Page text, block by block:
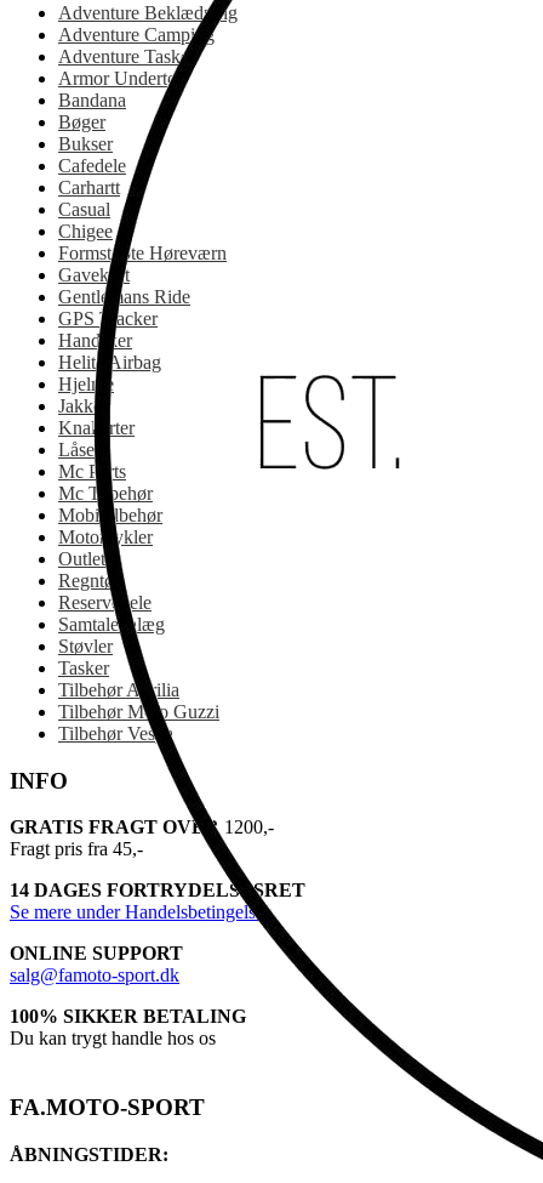
Adventure Beklædning
Adventure Camping
Adventure Tasker
Armor Undertøj
Bandana
Bøger
Bukser
Cafedele
Carhartt
Casual
Chigee
Formstøbte Høreværn
Gavekort
Gentlemans Ride
GPS Tracker
Handsker
Helite Airbag
Hjelme
Jakker
Knallerter
Låse
Mc Parts
Mc Tilbehør
Mobiltilbehør
Motorcykler
Outlet
Regntøj
Reservedele
Samtaleanlæg
Støvler
Tasker
Tilbehør Aprilia
Tilbehør Moto Guzzi
Tilbehør Vespa
INFO
GRATIS FRAGT OVER 1200,-
Fragt pris fra 45,-
14 DAGES FORTRYDELSESRET
Se mere under Handelsbetingelser
ONLINE SUPPORT
salg@famoto-sport.dk
100% SIKKER BETALING
Du kan trygt handle hos os
FA.MOTO-SPORT
ÅBNINGSTIDER: